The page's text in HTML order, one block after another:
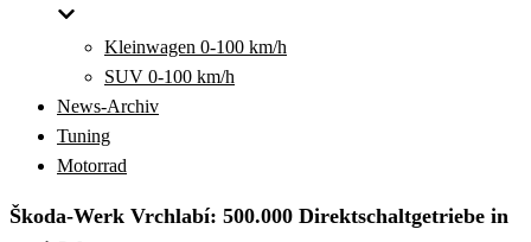
Kleinwagen 0-100 km/h
SUV 0-100 km/h
News-Archiv
Tuning
Motorrad
Škoda-Werk Vrchlabí: 500.000 Direktschaltgetriebe in